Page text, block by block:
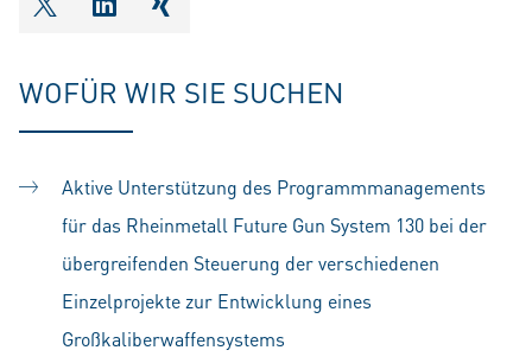
shareOntwitter
shareOnlinkedIn
shareOnxing
WOFÜR WIR SIE SUCHEN
Aktive Unterstützung des Programmmanagements
für das Rheinmetall Future Gun System 130 bei der
übergreifenden Steuerung der verschiedenen
Einzelprojekte zur Entwicklung eines
Großkaliberwaffensystems